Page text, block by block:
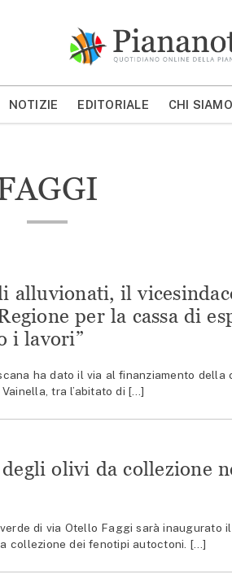
MOSTRA/
NOTIZIE EDITORIALE CHI SIAMO
alluvionati, il
per la cassa di
i lavori”
ha dato il via al finanziamento della
tra l’abitato di […]
olivi da collezione
verde di via Otello Faggi sarà inaugurato
collezione dei fenotipi autoctoni. […]